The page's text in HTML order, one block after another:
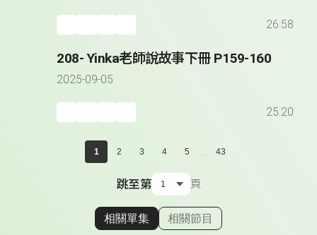
26:58
208- Yinka老師說故事下冊 P159-160
2025-09-05
25:20
1 2 3 4 5 ... 43
跳至第 頁
顯示相關單集
相關單集 相關節目